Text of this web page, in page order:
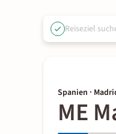
Reiseziel
Spanien ·
ME